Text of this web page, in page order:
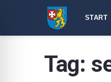
START
Tag: